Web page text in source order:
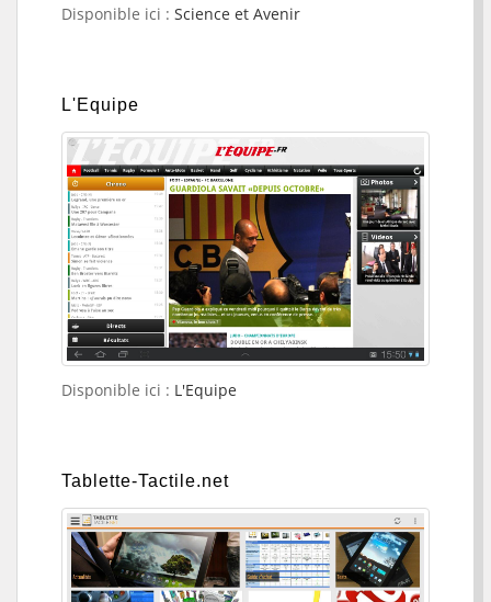
Disponible ici : Science et Avenir
L'Equipe
Disponible ici : L'Equipe
Tablette-Tactile.net